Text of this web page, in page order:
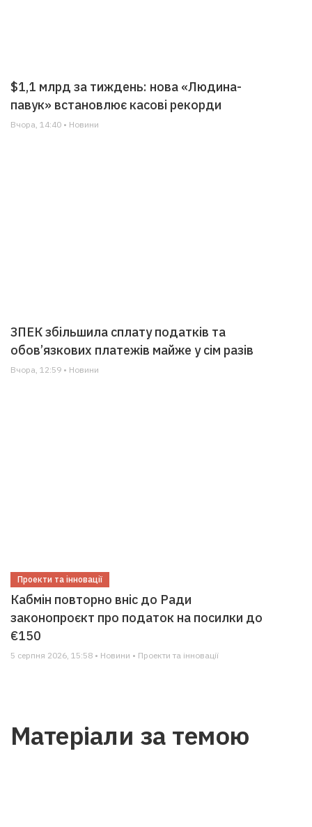
$1,1 млрд за тиждень: нова «Людина-
павук» встановлює касові рекорди
Вчора, 14:40 • Новини
ЗПЕК збільшила сплату податків та
обов’язкових платежів майже у сім разів
Вчора, 12:59 • Новини
Проекти та інновації
Кабмін повторно вніс до Ради
законопроєкт про податок на посилки до
€150
5 серпня 2026, 15:58 • Новини • Проекти та інновації
Матеріали за темою